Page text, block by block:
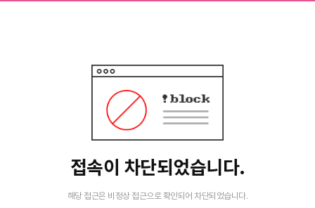
접속이 차단되었습니다.
해당 접근은 비정상 접근으로 확인되어 차단되었습니다.